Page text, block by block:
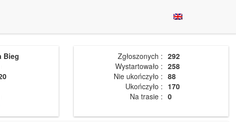
Bieg
Zgłoszonych : 292
Wystartowało : 258
Nie ukończyło : 88
Ukończyło : 170
Na trasie : 0